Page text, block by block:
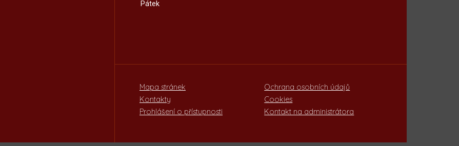
Pátek
Mapa stránek
Kontakty
Prohlášení o přístupnosti
Ochrana osobních údajů
Cookies
Kontakt na administrátora